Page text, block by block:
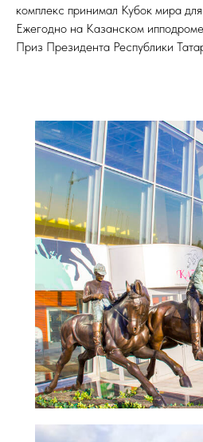
комплекс принимал Кубок мира
Ежегодно на Казанском
Приз Президента Республики